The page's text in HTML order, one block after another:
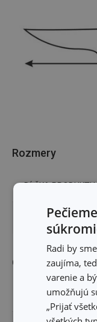
Rozmery
DĹŽKA
DĹŽKA ČEPELE
Ostatné
MATERIÁL
Radi by
zaujíma,
varenie a
umožňujú
„Prijať